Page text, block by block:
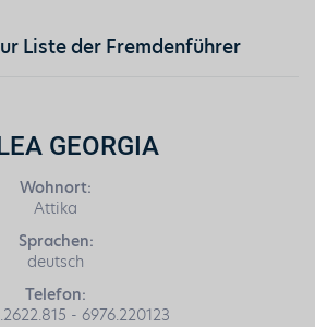
Liste der Fremdenführer
GEORGIA
Wohnort:
Attika
Sprachen:
deutsch
Telefon:
- 6976.220123